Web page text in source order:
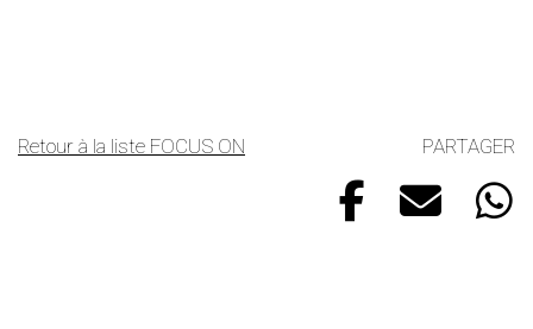
Retour à la liste FOCUS ON PARTAGER